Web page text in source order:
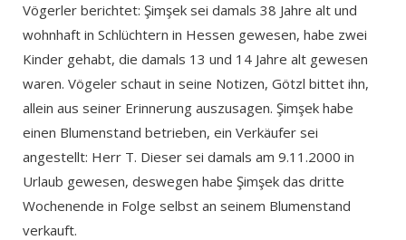
Vögerler berichtet: Şimşek sei damals 38 Jahre alt und
wohnhaft in Schlüchtern in Hessen gewesen, habe zwei
Kinder gehabt, die damals 13 und 14 Jahre alt gewesen
waren. Vögeler schaut in seine Notizen, Götzl bittet ihn,
allein aus seiner Erinnerung auszusagen. Şimşek habe
einen Blumenstand betrieben, ein Verkäufer sei
angestellt: Herr T. Dieser sei damals am 9.11.2000 in
Urlaub gewesen, deswegen habe Şimşek das dritte
Wochenende in Folge selbst an seinem Blumenstand
verkauft.